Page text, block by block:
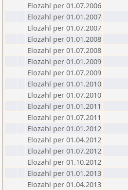
Elozahl per 01.07.2006
Elozahl per 01.01.2007
Elozahl per 01.07.2007
Elozahl per 01.01.2008
Elozahl per 01.07.2008
Elozahl per 01.01.2009
Elozahl per 01.07.2009
Elozahl per 01.01.2010
Elozahl per 01.07.2010
Elozahl per 01.01.2011
Elozahl per 01.07.2011
Elozahl per 01.01.2012
Elozahl per 01.04.2012
Elozahl per 01.07.2012
Elozahl per 01.10.2012
Elozahl per 01.01.2013
Elozahl per 01.04.2013